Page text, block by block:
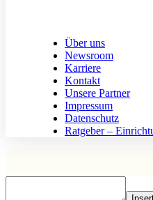
Über uns
Newsroom
Karriere
Kontakt
Unsere Partner
Impressum
Datenschutz
Ratgeber –